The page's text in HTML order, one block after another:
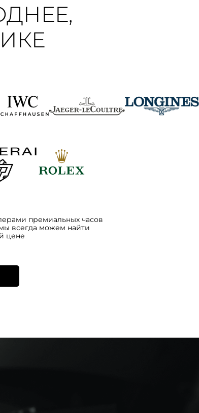
премиальных часов
всегда можем найти
цене